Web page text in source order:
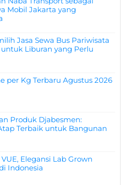
Mobil Jakarta yang
Jasa Sewa Bus Pariwisata
Liburan yang Perlu
per Kg Terbaru Agustus 2026
Produk Djabesmen:
Terbaik untuk Bangunan
Elegansi Lab Grown
Indonesia